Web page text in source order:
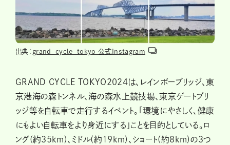
出典： grand_cycle_tokyo 公式Instagram
GRAND CYCLE TOKYO2024は、レインボーブリッジ、東
京港海の森トンネル、海の森水上競技場、東京ゲートブリ
ッジ等を自転車で走行するイベント。「環境にやさしく、健康
にもよい自転車をより身近にする」ことを目的としている。ロ
ング(約35km)、ミドル(約19km)、ショート(約8km)の3つ